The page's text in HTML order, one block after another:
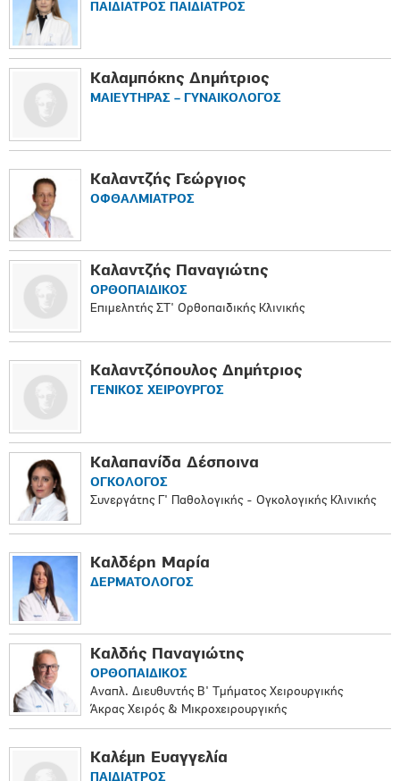
ΠΑΙΔΙΑΤΡΟΣ ΠΑΙΔΙΑΤΡΟΣ
Καλαμπόκης Δημήτριος
ΜΑΙΕΥΤΗΡΑΣ – ΓΥΝΑΙΚΟΛΟΓΟΣ
Καλαντζής Γεώργιος
ΟΦΘΑΛΜΙΑΤΡΟΣ
Καλαντζής Παναγιώτης
ΟΡΘΟΠAIΔΙΚΟΣ
Επιμελητής ΣΤ' Ορθοπαιδικής Κλινικής
Καλαντζόπουλος Δημήτριος
ΓΕΝΙΚΟΣ ΧΕΙΡΟΥΡΓΟΣ
Καλαπανίδα Δέσποινα
ΟΓΚΟΛΟΓΟΣ
Συνεργάτης Γ' Παθολογικής - Ογκολογικής Κλινικής
Καλδέρη Μαρία
ΔΕΡΜΑΤΟΛΟΓΟΣ
Καλδής Παναγιώτης
ΟΡΘΟΠAIΔΙΚΟΣ
Αναπλ. Διευθυντής Β' Τμήματος Χειρουργικής
Άκρας Χειρός & Μικροχειρουργικής
Καλέμη Ευαγγελία
ΠΑΙΔΙΑΤΡΟΣ